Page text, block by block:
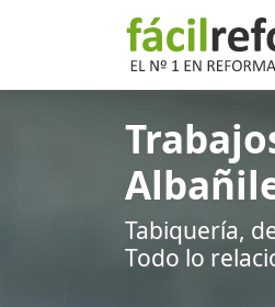
Tabiquería,
Todo lo